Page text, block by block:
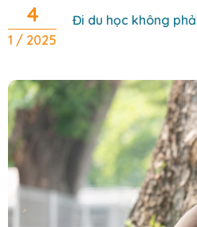
4
1 / 2025
Đi du học không